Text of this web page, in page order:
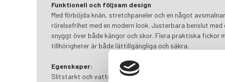
Funktionell och följsam design
Med förböjda knän, stretchpaneler och en något
rörelsefrihet med en modern look. Justerbara benslut
snyggt över både kängor och skor. Flera praktiska fickor
tillhörigheter är både lättillgängliga och säkra.
Egenskaper:
Slitstarkt och vattenavvisande material